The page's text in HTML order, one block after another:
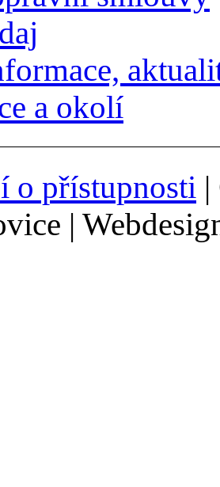
a okolí
o přístupnosti
|